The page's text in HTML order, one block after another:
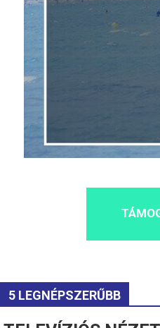
5 LEGNÉPSZERŰBB